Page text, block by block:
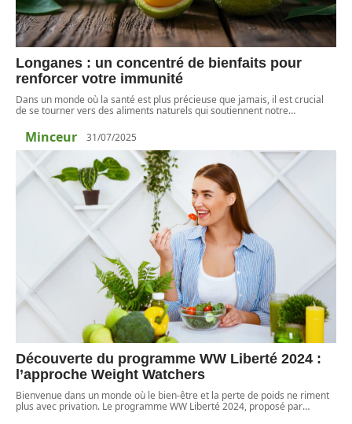
Longanes : un concentré de bienfaits pour
renforcer votre immunité
Dans un monde où la santé est plus précieuse que jamais, il est crucial
de se tourner vers des aliments naturels qui soutiennent notre…
Minceur 31/07/2025
Découverte du programme WW Liberté 2024 :
l’approche Weight Watchers
Bienvenue dans un monde où le bien-être et la perte de poids ne riment
plus avec privation. Le programme WW Liberté 2024, proposé par…